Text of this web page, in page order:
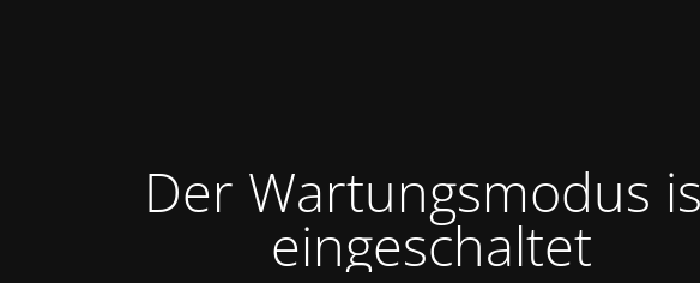
Der Wartungsmodus
eingeschaltet